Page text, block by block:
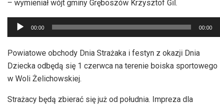
– wymieniał wójt gminy Gręboszów Krzysztof Gil.
Odtwarzacz
plików
dźwiękowych
00:00 00:00
Powiatowe obchody Dnia Strażaka i festyn z okazji Dnia
Dziecka odbędą się 1 czerwca na terenie boiska sportowego
w Woli Żelichowskiej.
Strażacy będą zbierać się już od południa. Impreza dla